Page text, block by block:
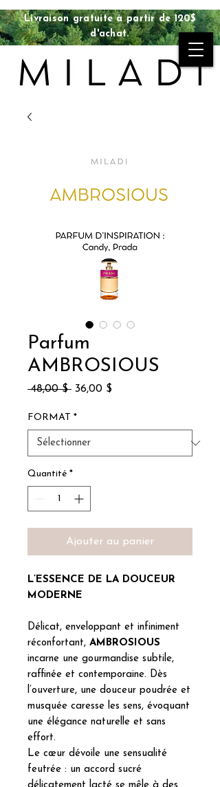
Livraison gratuite à partir de 120$
d'achat.
Parfum
AMBROSIOUS
48,00 $ Prix
36,00 $Prix
FORMAT *
Quantité *
Ajouter au panier
L’ESSENCE DE LA DOUCEUR
MODERNE
Délicat, enveloppant et infiniment
réconfortant, AMBROSIOUS
incarne une gourmandise subtile,
raffinée et contemporaine. Dès
l’ouverture, une douceur poudrée et
musquée caresse les sens, évoquant
une élégance naturelle et sans
effort.
Le cœur dévoile une sensualité
feutrée : un accord sucré